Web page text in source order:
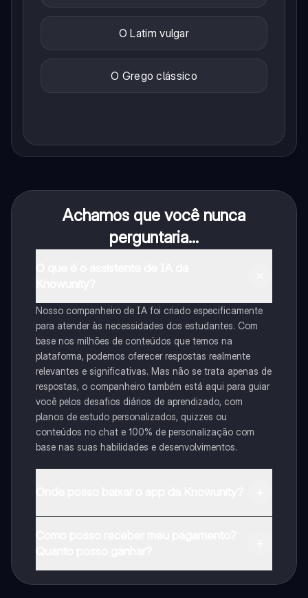
O Latim vulgar
O Grego clássico
Achamos que você nunca
perguntaria...
Nosso companheiro de IA foi criado especificamente
para atender às necessidades dos estudantes. Com
base nos milhões de conteúdos que temos na
plataforma, podemos oferecer respostas realmente
relevantes e significativas. Mas não se trata apenas de
respostas, o companheiro também está aqui para guiar
você pelos desafios diários de aprendizado, com
planos de estudo personalizados, quizzes ou
conteúdos no chat e 100% de personalização com
base nas suas habilidades e desenvolvimentos.